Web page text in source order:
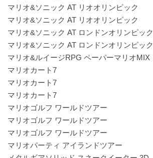
マリオ&ソニック AT リオオリンピック
マリオ&ソニック AT リオオリンピック
マリオ&ソニック AT ロンドンオリンピック
マリオ&ソニック AT ロンドンオリンピック
マリオ&ルイージRPG ペーパーマリオMIX
マリオカート7
マリオカート7
マリオカート7
マリオゴルフ ワールドツアー
マリオゴルフ ワールドツアー
マリオゴルフ ワールドツアー
マリオパーティ アイランドツアー